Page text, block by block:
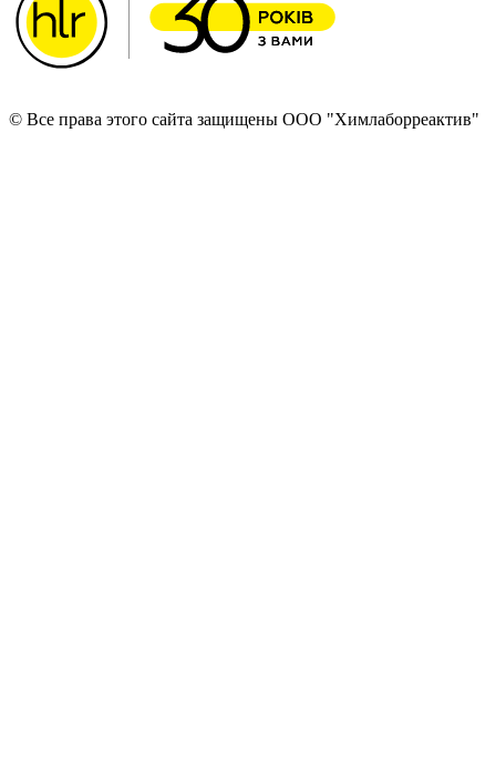
© Все права этого сайта защищены ООО "Химлаборреактив"